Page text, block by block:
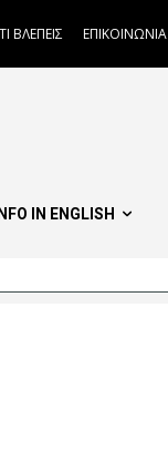
ΒΛΕΠΕΙΣ ΕΠΙΚΟΙΝΩΝΙΑ
INFO IN ENGLISH